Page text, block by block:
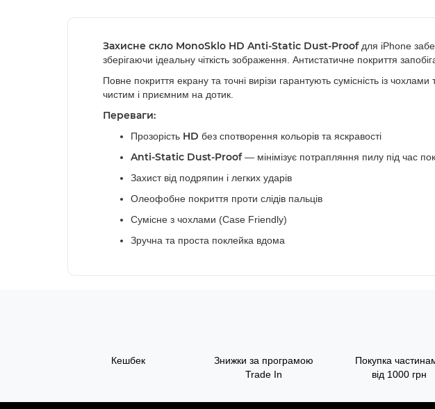
Захисне скло MonoSklo HD Anti-Static Dust-Proofдля iPhone
зберігаючи ідеальну чіткість зображення. Антистатичне покриття
Повне покриття екрану та точні вирізи гарантують сумісність із
чистим і приємним на дотик.
Переваги:
Прозорість HD без спотворення кольорів та яскравості
Anti-Static Dust-Proof— мінімізує потрапляння пилу під час
Захист від подряпин і легких ударів
Олеофобне покриття проти слідів пальців
Сумісне з чохлами (Case Friendly)
Зручна та проста поклейка вдома
Кешбек
Знижки за програмою
Trade In
Покупка
від 1000 грн